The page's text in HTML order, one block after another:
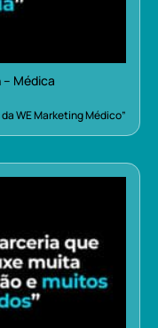
Médica
WE Marketing Médico”